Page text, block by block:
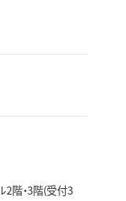
2階・3階(受付3